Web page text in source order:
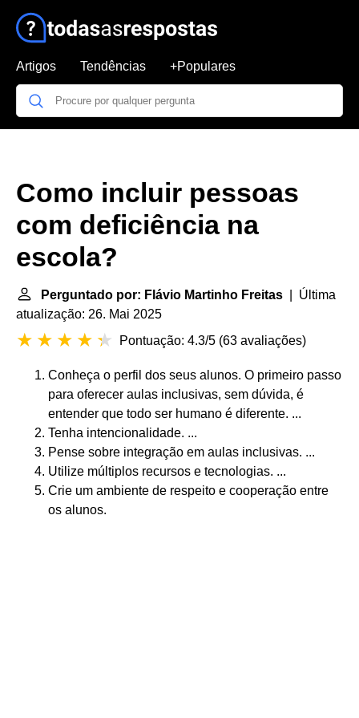
Artigos Tendências +Populares
Como incluir pessoas
com deficiência na
escola?
Perguntado por: Flávio Martinho Freitas | Última
atualização: 26. Mai 2025
Pontuação: 4.3/5 (63 avaliações)
Conheça o perfil dos seus alunos. O primeiro passo
para oferecer aulas inclusivas, sem dúvida, é
entender que todo ser humano é diferente. ...
Tenha intencionalidade. ...
Pense sobre integração em aulas inclusivas. ...
Utilize múltiplos recursos e tecnologias. ...
Crie um ambiente de respeito e cooperação entre
os alunos.